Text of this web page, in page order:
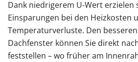
Dank niedrigerem U-Wert erzielen
Einsparungen bei den Heizkosten
Temperaturverluste. Den
Dachfenster können Sie direkt
feststellen – wo früher am